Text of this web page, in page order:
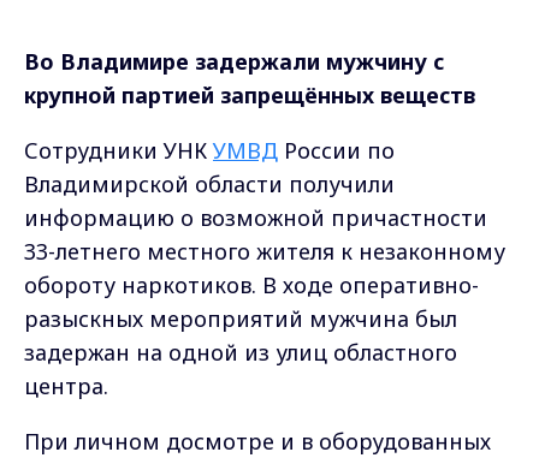
Во Владимире задержали мужчину с
крупной партией запрещённых веществ
Сотрудники УНКУМВД России по
Владимирской области получили
информацию о возможной причастности
33-летнего местного жителя к незаконному
обороту наркотиков. В ходе оперативно-
разыскных мероприятий мужчина был
задержан на одной из улиц областного
центра.
При личном досмотре и в оборудованных